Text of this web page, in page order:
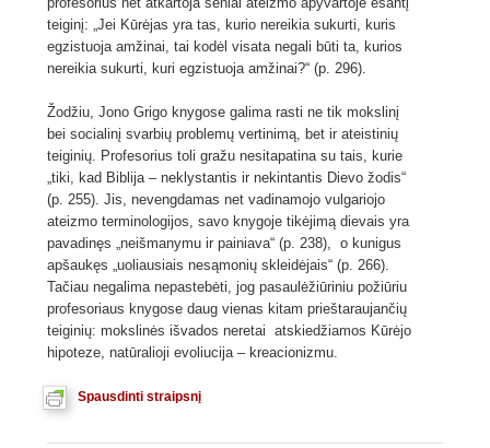
teiginį: „Jei Kūrėjas yra tas, kurio nereikia sukurti, kuris
egzistuoja amžinai, tai kodėl visata negali būti ta, kurios
nereikia sukurti, kuri egzistuoja amžinai?“ (p. 296).
Žodžiu, Jono Grigo knygose galima rasti ne tik mokslinį
bei socialinį svarbių problemų vertinimą, bet ir ateistinių
teiginių. Profesorius toli gražu nesitapatina su tais, kurie
„tiki, kad Biblija – neklystantis ir nekintantis Dievo žodis“
(p. 255). Jis, nevengdamas net vadinamojo vulgariojo
ateizmo terminologijos, savo knygoje tikėjimą dievais yra
pavadinęs „neišmanymu ir painiava“ (p. 238), o kunigus
apšaukęs „uoliausiais nesąmonių skleidėjais“ (p. 266).
Tačiau negalima nepastebėti, jog pasaulėžiūriniu požiūriu
profesoriaus knygose daug vienas kitam prieštaraujančių
teiginių: mokslinės išvados neretai atskiedžiamos Kūrėjo
hipoteze, natūralioji evoliucija – kreacionizmu.
Spausdinti straipsnį